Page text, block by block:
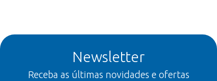
Newsletter
Receba as últimas novidades e ofertas